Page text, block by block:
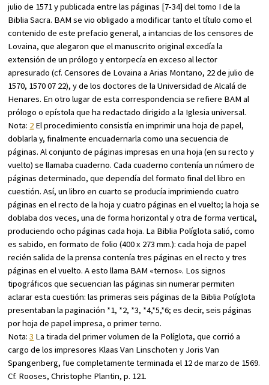
julio de 1571 y publicada entre las páginas [7-34] del tomo I de la
Biblia Sacra. BAM se vio obligado a modificar tanto el título como el
contenido de este prefacio general, a intancias de los censores de
Lovaina, que alegaron que el manuscrito original excedía la
extensión de un prólogo y entorpecía en exceso al lector
apresurado (cf. Censores de Lovaina a Arias Montano, 22 de julio de
1570, 1570 07 22), y de los doctores de la Universidad de Alcalá de
Henares. En otro lugar de esta correspondencia se refiere BAM al
prólogo o epístola que ha redactado dirigido a la Iglesia universal.
Nota: 2 El procedimiento consistía en imprimir una hoja de papel,
doblarla y, finalmente encuadernarla como una secuencia de
páginas. Al conjunto de páginas impresas en una hoja (en su recto y
vuelto) se llamaba cuaderno. Cada cuaderno contenía un número de
páginas determinado, que dependía del formato final del libro en
cuestión. Así, un libro en cuarto se producía imprimiendo cuatro
páginas en el recto de la hoja y cuatro páginas en el vuelto; la hoja se
doblaba dos veces, una de forma horizontal y otra de forma vertical,
produciendo ocho páginas cada hoja. La Biblia Políglota salió, como
es sabido, en formato de folio (400 x 273 mm.): cada hoja de papel
recién salida de la prensa contenía tres páginas en el recto y tres
páginas en el vuelto. A esto llama BAM «ternos». Los signos
tipográficos que secuencian las páginas sin numerar permiten
aclarar esta cuestión: las primeras seis páginas de la Biblia Políglota
presentaban la paginación *1, *2, *3, *4,*5,*6; es decir, seis páginas
por hoja de papel impresa, o primer terno.
Nota:3 La tirada del primer volumen de la Políglota, que corrió a
cargo de los impresores Klaas Van Linschoten y Joris Van
Spangenberg, fue completamente terminada el 12 de marzo de 1569.
Cf. Rooses,Christophe Plantin, p. 121.